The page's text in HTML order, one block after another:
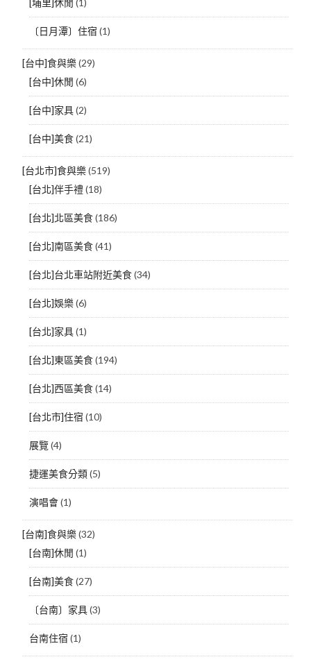
[埔里]休閒 (1)
〔日月潭〕住宿 (1)
[台中]食與樂(29)
[台中]休閒 (6)
[台中]家具(2)
[台中]美食(21)
[台北市]食與樂(519)
[台北]伴手禮(18)
[台北]北區美食(186)
[台北]南區美食(41)
[台北]台北車站附近美食(34)
[台北]娛樂(6)
[台北]家具(1)
[台北]東區美食(194)
[台北]西區美食(14)
[台北市]住宿 (10)
展覽(4)
捷運美食分類(5)
演唱會(1)
[台南]食與樂(32)
[台南]休閒 (1)
[台南]美食(27)
〔台南〕家具(3)
台南住宿 (1)